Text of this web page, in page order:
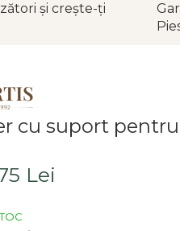
și crește-ți
cu suport
Lei